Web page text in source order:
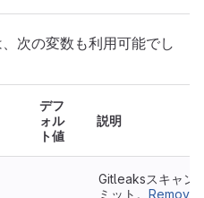
次の変数も利用可能でし
デフ
ォル
ト値
説明
Gitleaksスキャン
ミット。